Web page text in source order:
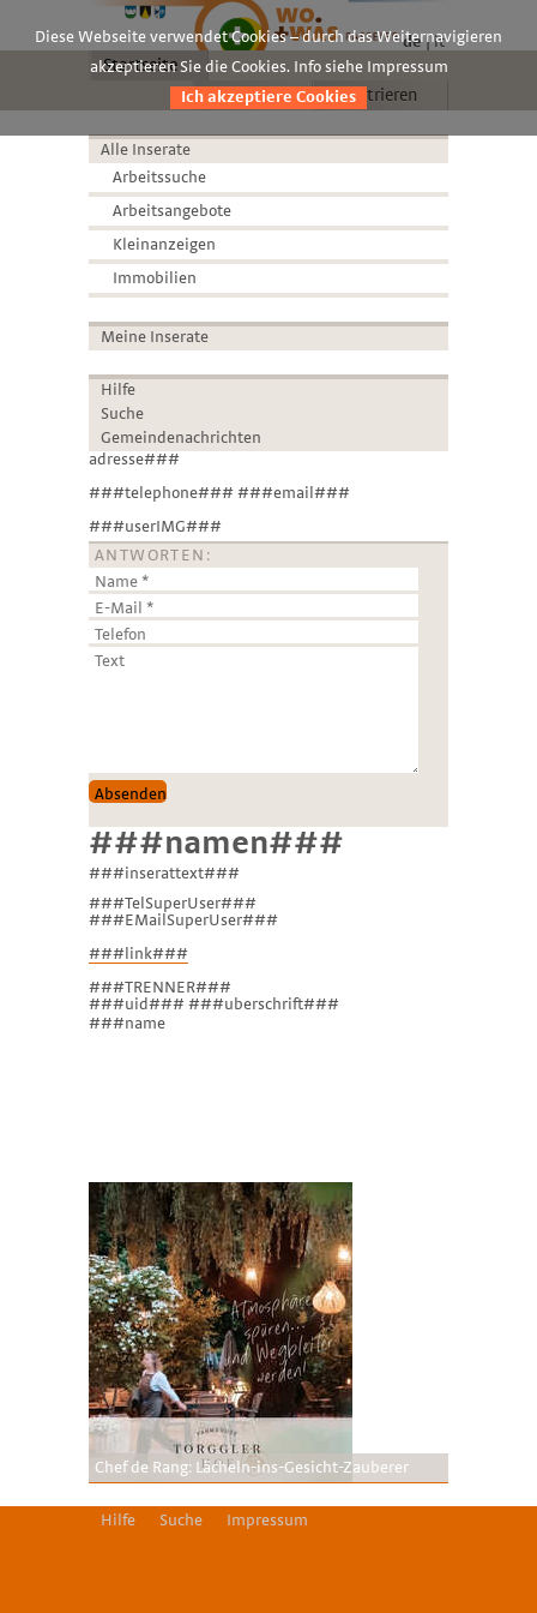
de it
Startseite
Anmelden
Registrieren
Alle Inserate
Arbeitssuche
Arbeitsangebote
Kleinanzeigen
Immobilien
Meine Inserate
Hilfe
Suche
Gemeindenachrichten
adresse###
###telephone### ###email###
###userIMG###
ANTWORTEN:
###namen###
###inserattext###
###TelSuperUser###
###EMailSuperUser###
###link###
###TRENNER###
###uid### ###uberschrift###
###name
Chef de Rang: Lächeln-ins-Gesicht-Zauberer
Hilfe Suche Impressum
Diese Webseite verwendet Cookies – durch das Weiternavigieren
akzeptieren Sie die Cookies. Info siehe Impressum
Ich akzeptiere Cookies